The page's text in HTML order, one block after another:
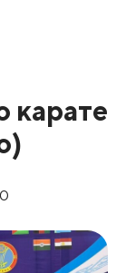
карате
0